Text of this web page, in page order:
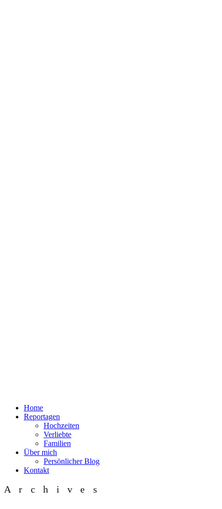
Home
Reportagen
Hochzeiten
Verliebte
Familien
Über mich
Persönlicher Blog
Kontakt
Archives